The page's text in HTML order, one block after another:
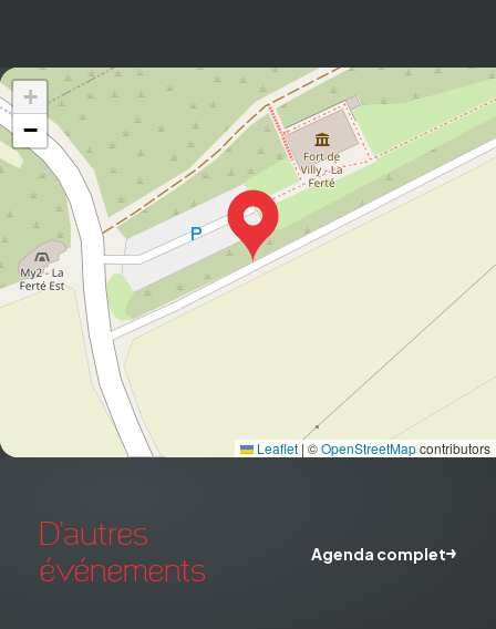
+
−
Leaflet | ©OpenStreetMapcontributors
D'autres
événements
Agenda complet